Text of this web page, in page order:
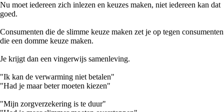
Nu moet iedereen zich inlezen en keuzes maken, niet iedereen kan dat
goed.
Consumenten die de slimme keuze maken zet je op tegen consumenten
die een domme keuze maken.
Je krijgt dan een vingerwijs samenleving.
"Ik kan de verwarming niet betalen"
"Had je maar beter moeten kiezen"
"Mijn zorgverzekering is te duur"